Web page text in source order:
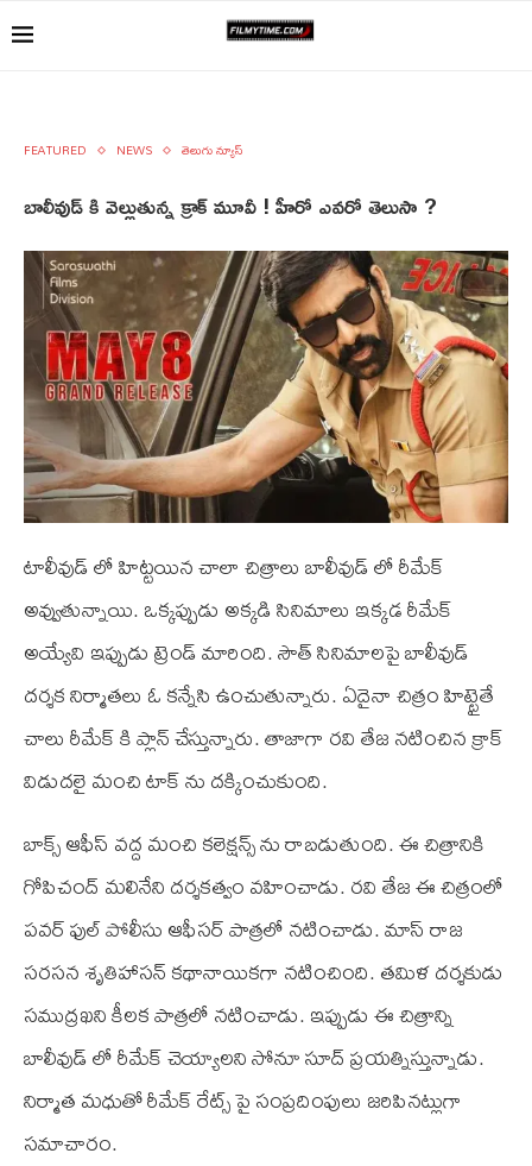
FEATURED NEWS తెలుగు న్యూస్
బాలీవుడ్ కి వెల్లుతున్న క్రాక్ మూవీ ! హీరో ఎవరో తెలుసా ?
టాలీవుడ్ లో హిట్టయిన చాలా చిత్రాలు బాలీవుడ్ లో రీమేక్
అవ్వుతున్నాయి. ఒక్కప్పుడు అక్కడి సినిమాలు ఇక్కడ రీమేక్
అయ్యేవి ఇప్పుడు ట్రెండ్ మారింది. సౌత్ సినిమాలపై బాలీవుడ్
దర్శక నిర్మాతలు ఓ కన్నేసి ఉంచుతున్నారు. ఏదైనా చిత్రం హిట్టైతే
చాలు రీమేక్ కి ప్లాన్ చేస్తున్నారు. తాజాగా రవి తేజ నటించిన క్రాక్
విడుదలై మంచి టాక్ ను దక్కించుకుంది.
బాక్స్ ఆఫీస్ వద్ద మంచి కలెక్షన్స్ ను రాబడుతుంది. ఈ చిత్రానికి
గోపిచంద్ మలినేని దర్శకత్వం వహించాడు. రవి తేజ ఈ చిత్రంలో
పవర్ ఫుల్ పోలీసు ఆఫీసర్ పాత్రలో నటించాడు. మాస్ రాజ
సరసన శృతిహాసన్ కథానాయికగా నటించింది. తమిళ దర్శకుడు
సముద్రఖని కీలక పాత్రలో నటించాడు. ఇప్పుడు ఈ చిత్రాన్ని
బాలీవుడ్ లో రీమేక్ చెయ్యాలని సోనూ సూద్ ప్రయత్నిస్తున్నాడు.
నిర్మాత మధుతో రీమేక్ రేట్స్ పై సంప్రదింపులు జరిపినట్లుగా
సమాచారం.